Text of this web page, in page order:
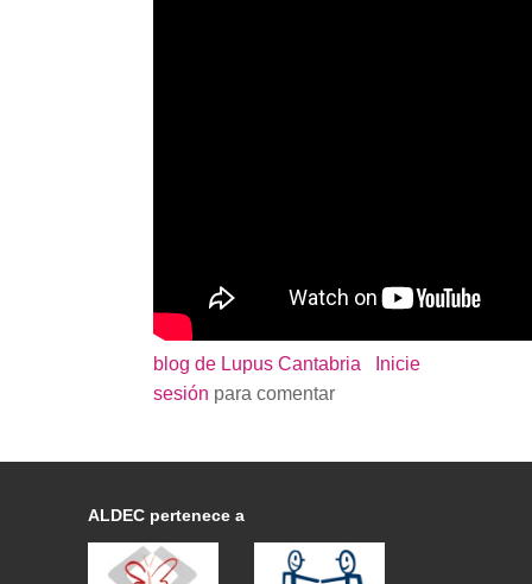
blog de Lupus Cantabria
Inicie
sesión para comentar
ALDEC pertenece a